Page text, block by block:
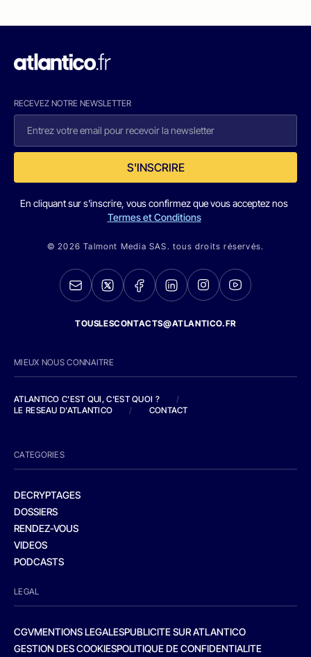
RECEVEZ NOTRE NEWSLETTER
S'INSCRIRE
En cliquant sur s'inscrire, vous confirmez que vous acceptez nos
Termes et Conditions
© 2026 Talmont Media SAS. tous droits réservés.
TOUSLESCONTACTS@ATLANTICO.FR
MIEUX NOUS CONNAITRE
ATLANTICO C'EST QUI, C'EST QUOI ?
/
LE RESEAU D'ATLANTICO
/ CONTACT
CATEGORIES
DECRYPTAGES
DOSSIERS
RENDEZ-VOUS
VIDEOS
PODCASTS
LEGAL
CGVMENTIONS LEGALESPUBLICITE SUR ATLANTICO
GESTION DES COOKIESPOLITIQUE DE CONFIDENTIALITE